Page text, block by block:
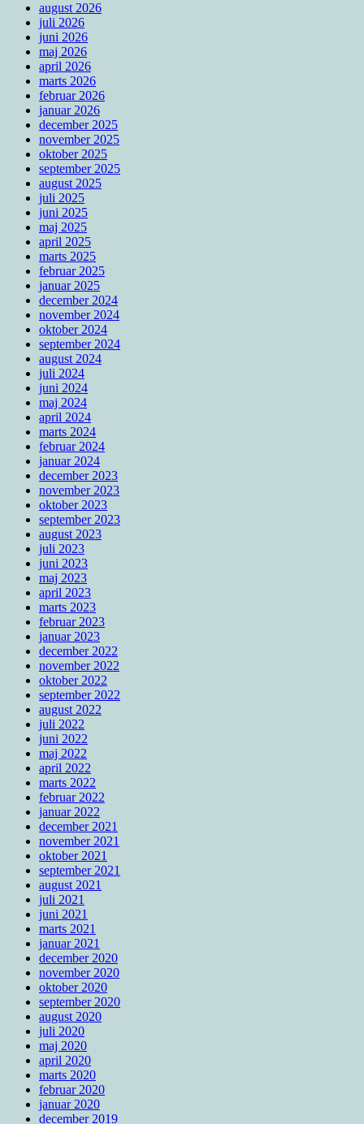
august 2026
juli 2026
juni 2026
maj 2026
april 2026
marts 2026
februar 2026
januar 2026
december 2025
november 2025
oktober 2025
september 2025
august 2025
juli 2025
juni 2025
maj 2025
april 2025
marts 2025
februar 2025
januar 2025
december 2024
november 2024
oktober 2024
september 2024
august 2024
juli 2024
juni 2024
maj 2024
april 2024
marts 2024
februar 2024
januar 2024
december 2023
november 2023
oktober 2023
september 2023
august 2023
juli 2023
juni 2023
maj 2023
april 2023
marts 2023
februar 2023
januar 2023
december 2022
november 2022
oktober 2022
september 2022
august 2022
juli 2022
juni 2022
maj 2022
april 2022
marts 2022
februar 2022
januar 2022
december 2021
november 2021
oktober 2021
september 2021
august 2021
juli 2021
juni 2021
marts 2021
januar 2021
december 2020
november 2020
oktober 2020
september 2020
august 2020
juli 2020
maj 2020
april 2020
marts 2020
februar 2020
januar 2020
december 2019